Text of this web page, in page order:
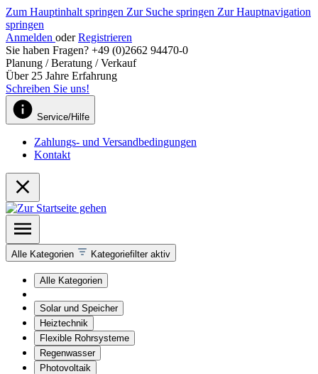
Zum Hauptinhalt springen Zur Suche springen Zur Hauptnavigation
springen
Anmelden oder Registrieren
Sie haben Fragen? +49 (0)2662 94470-0
Planung / Beratung / Verkauf
Über 25 Jahre Erfahrung
Schreiben Sie uns!
Service/Hilfe
Zahlungs- und Versandbedingungen
Kontakt
Alle Kategorien Kategoriefilter aktiv
Alle Kategorien
Solar und Speicher
Heiztechnik
Flexible Rohrsysteme
Regenwasser
Photovoltaik